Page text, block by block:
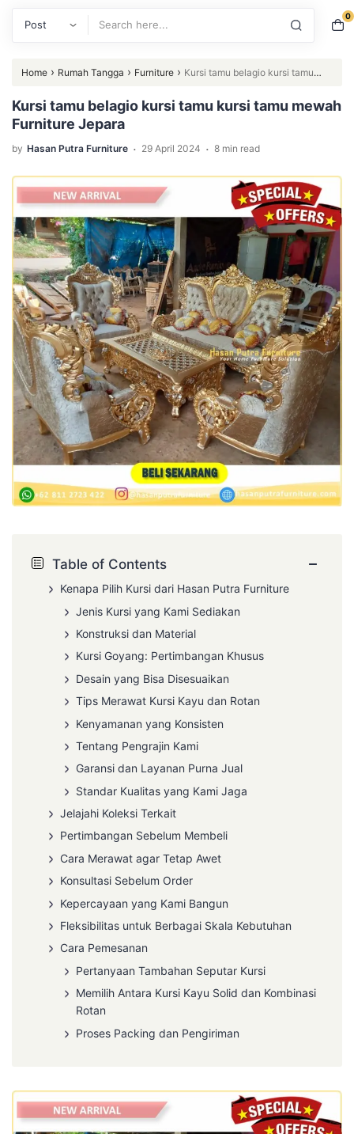
0
Home › Rumah Tangga › Furniture › Kursi tamu belagio kursi tamu
kursi tamu mewah Furniture Jepara
Kursi tamu belagio kursi tamu kursi tamu mewah
Furniture Jepara
by Hasan Putra Furniture . 29 April 2024 . 8 min read
Table of Contents −
Kenapa Pilih Kursi dari Hasan Putra Furniture
Jenis Kursi yang Kami Sediakan
Konstruksi dan Material
Kursi Goyang: Pertimbangan Khusus
Desain yang Bisa Disesuaikan
Tips Merawat Kursi Kayu dan Rotan
Kenyamanan yang Konsisten
Tentang Pengrajin Kami
Garansi dan Layanan Purna Jual
Standar Kualitas yang Kami Jaga
Jelajahi Koleksi Terkait
Pertimbangan Sebelum Membeli
Cara Merawat agar Tetap Awet
Konsultasi Sebelum Order
Kepercayaan yang Kami Bangun
Fleksibilitas untuk Berbagai Skala Kebutuhan
Cara Pemesanan
Pertanyaan Tambahan Seputar Kursi
Memilih Antara Kursi Kayu Solid dan Kombinasi
Rotan
Proses Packing dan Pengiriman